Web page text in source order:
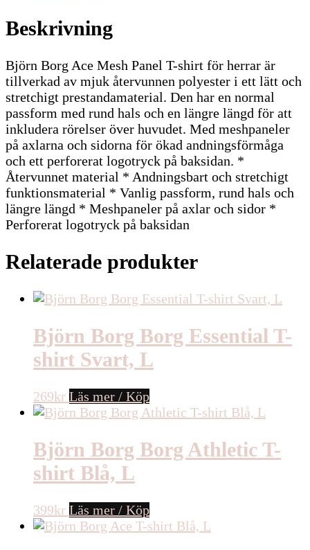
Beskrivning
Björn Borg Ace Mesh Panel T-shirt för herrar är
tillverkad av mjuk återvunnen polyester i ett lätt och
stretchigt prestandamaterial. Den har en normal
passform med rund hals och en längre längd för att
inkludera rörelser över huvudet. Med meshpaneler
på axlarna och sidorna för ökad andningsförmåga
och ett perforerat logotryck på baksidan. *
Återvunnet material * Andningsbart och stretchigt
funktionsmaterial * Vanlig passform, rund hals och
längre längd * Meshpaneler på axlar och sidor *
Perforerat logotryck på baksidan
Relaterade produkter
Björn Borg Borg Essential T-
shirt Svart, L
269kr Läs mer / Köp
Björn Borg Borg Athletic T-
shirt Blå, L
399kr Läs mer / Köp